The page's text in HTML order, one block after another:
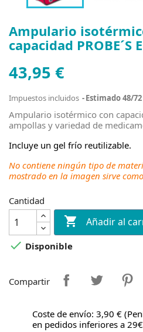
Ampulario
capacidad PROBE´S
43,95 €
Impuestos incluidos Estimado 48/
Ampulario isotérmico con
ampollas y variedad de
Incluye un gel frío reutilizable.
No contiene ningún tipo de
mostrado en la imagen sirve
Cantidad
 Añadir al
 Disponible
Compartir
Coste de envío: 3,90 €
en pedidos inferiores a 29€